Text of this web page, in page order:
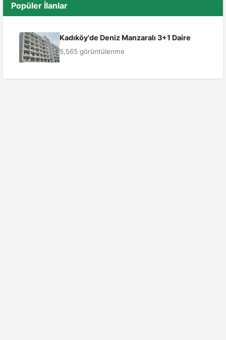
Popüler İlanlar
Kadıköy'de Deniz Manzaralı 3+1 Daire
5,565 görüntülenme